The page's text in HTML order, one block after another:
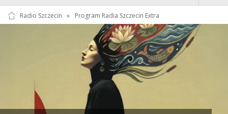
Radio Szczecin » Program Radia Szczecin Extra